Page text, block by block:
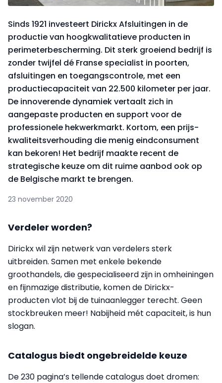
Sinds 1921 investeert Dirickx Afsluitingen in de
productie van hoogkwalitatieve producten in
perimeterbescherming. Dit sterk groeiend bedrijf is
zonder twijfel dé Franse specialist in poorten,
afsluitingen en toegangscontrole, met een
productiecapaciteit van 22.500 kilometer per jaar.
De innoverende dynamiek vertaalt zich in
aangepaste producten en support voor de
professionele hekwerkmarkt. Kortom, een prijs-
kwaliteitsverhouding die menig eindconsument
kan bekoren! Het bedrijf maakte recent de
strategische keuze om dit ruime aanbod ook op
de Belgische markt te brengen.
23 november 2020
Verdeler worden?
Dirickx wil zijn netwerk van verdelers sterk
uitbreiden. Samen met enkele bekende
groothandels, die gespecialiseerd zijn in omheiningen
en fijnmazige distributie, komen de Dirickx-
producten vlot bij de tuinaanlegger terecht. Geen
stockbreuken meer! Nabijheid mét capaciteit, is hun
slogan.
Catalogus biedt ongebreidelde keuze
De 230 pagina’s tellende catalogus doet dromen: